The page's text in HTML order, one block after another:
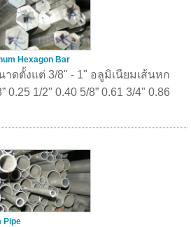
Hexagon Bar
ดตั้งแต่ 3/8" - 1" อลูมิเนียมเส้นหก
0.25 1/2" 0.40 5/8” 0.61 3/4" 0.86
Pipe